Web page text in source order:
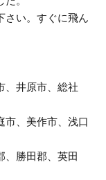
さい。すぐに飛ん
、井原市、総社
市、美作市、浅口
、勝田郡、英田